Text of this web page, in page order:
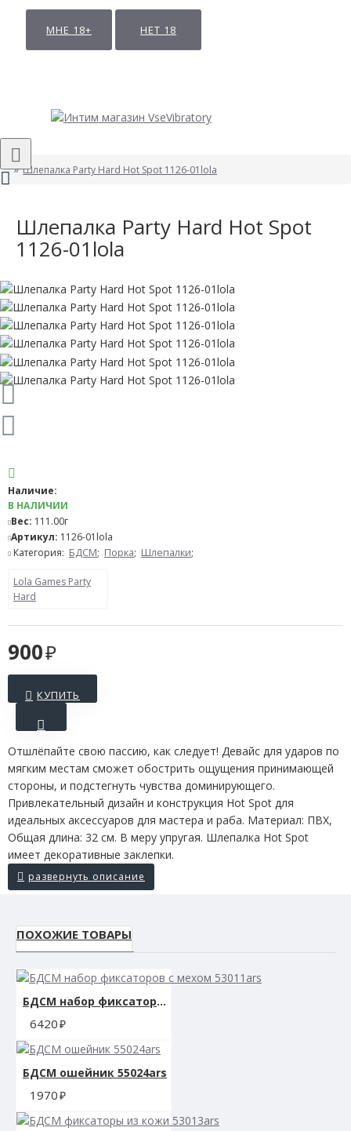
МНЕ 18+ НЕТ 18
Шлепалка Party Hard Hot Spot 1126-01lola
Шлепалка Party Hard Hot Spot
1126-01lola
900
Наличие:
В НАЛИЧИИ
Вес: 111.00г
Артикул: 1126-01lola
Категория: БДСМ; Порка; Шлепалки;
Lola Games Party
Hard
КУПИТЬ
Отшлёпайте свою пассию, как следует! Девайс для ударов по
мягким местам сможет обострить ощущения принимающей
стороны, и подстегнуть чувства доминирующего.
Привлекательный дизайн и конструкция Hot Spot для
идеальных аксессуаров для мастера и раба. Материал: ПВХ,
Общая длина: 32 см. В меру упругая. Шлепалка Hot Spot
имеет декоративные заклепки.
ПОХОЖИЕ ТОВАРЫ
БДСМ набор фиксаторов с мехом 53011ars
6420
БДСМ ошейник 55024ars
1970